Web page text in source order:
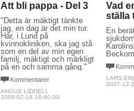
Att bli pappa - Del 3
"Detta är mäktigt tänkte
jag, en dag är det min tur.
Här, i Lund på
kvinnokliniken, ska jag stå
som en del av min egen
familj, mäktigt och märkligt
på en och samma gång."
Kommentarer
ANGUS LIDDELL
2009-02-16 16:40:00
Vad
ställa
En
LARS-
2007-12-